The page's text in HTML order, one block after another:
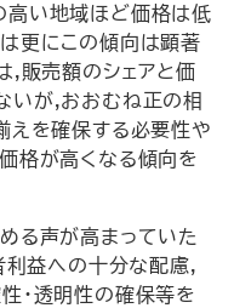
高い地域ほど価格は低
更にこの傾向は顕著
,販売額のシェアと価
いが,おおむね正の相
えを確保する必要性や
格が高くなる傾向を
る声が高まっていた
益への十分な配慮,
・透明性の確保等を